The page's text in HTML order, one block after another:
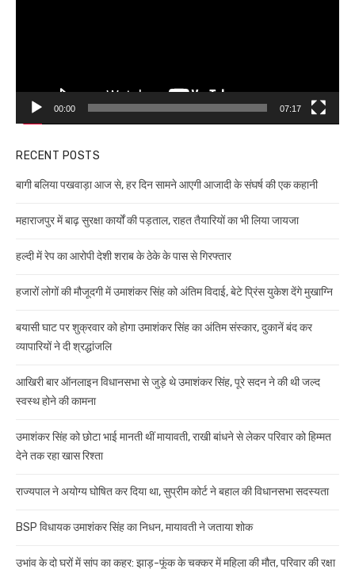
00:00 07:17
RECENT POSTS
बागी बलिया पखवाड़ा आज से, हर दिन सामने आएगी आजादी के संघर्ष की एक कहानी
महाराजपुर में बाढ़ सुरक्षा कार्यों की पड़ताल, राहत तैयारियों का भी लिया जायजा
हल्दी में रेप का आरोपी देशी शराब के ठेके के पास से गिरफ्तार
हजारों लोगों की मौजूदगी में उमाशंकर सिंह को अंतिम विदाई, बेटे प्रिंस युकेश देंगे मुखाग्नि
बयासी घाट पर शुक्रवार को होगा उमाशंकर सिंह का अंतिम संस्कार, दुकानें बंद कर
व्यापारियों ने दी श्रद्धांजलि
आखिरी बार ऑनलाइन विधानसभा से जुड़े थे उमाशंकर सिंह, पूरे सदन ने की थी जल्द
स्वस्थ होने की कामना
उमाशंकर सिंह को छोटा भाई मानती थीं मायावती, राखी बांधने से लेकर परिवार को हिम्मत
देने तक रहा खास रिश्ता
राज्यपाल ने अयोग्य घोषित कर दिया था, सुप्रीम कोर्ट ने बहाल की विधानसभा सदस्यता
BSP विधायक उमाशंकर सिंह का निधन, मायावती ने जताया शोक
उभांव के दो घरों में सांप का कहर: झाड़-फूंक के चक्कर में महिला की मौत, परिवार की रक्षा